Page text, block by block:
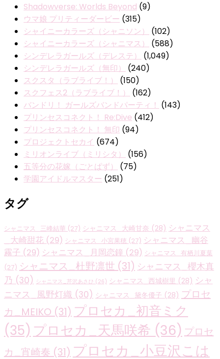
ペ
ー
ジ
り
ジジ Shadowverse: Worlds Beyond (9)
ウマ娘 プリティーダービー (315)
シャイニーカラーズ（シャニソン）
(102)
シャイニーカラーズ（シャニマス）
(588)
シンデレラガールズ（デレステ）
(1,049)
シンデレラガールズ（無印）
(240)
スクスタ（ラブライブ！）
(150)
スクフェス2（ラブライブ！）
(162)
バンドリ！ ガールズバンドパーティ！ (143)
プリンセスコネクト！ Re:Dive (412)
プリンセスコネクト！ 無印 (94)
プロジェクトセカイ (674)
ミリオンライブ（ミリシタ）
(156)
五等分の花嫁（ごとぱず）
(75)
学園アイドルマスター (251)
タグ
シャニマス_三峰結華 (27) シャニマス_大崎甘奈 (28) シャニマス
_大崎甜花 (29) シャニマス_小宮果穂 (27) シャニマス_幽谷
霧子 (29) シャニマス_月岡恋鐘 (29) シャニマス_有栖川夏葉
(27) シャニマス_杜野凛世 (31) シャニマス_櫻木真
乃 (30) シャニマス_芹沢あさひ (26) シャニマス_西城樹里 (28) シャ
ニマス_風野灯織 (30) シャニマス_黛冬優子 (28) プロセ
カ_MEIKO (31) プロセカ_初音ミク
(35) プロセカ_天馬咲希 (36) プロセ
カ_宵崎奏 (31) プロセカ_小豆沢こは